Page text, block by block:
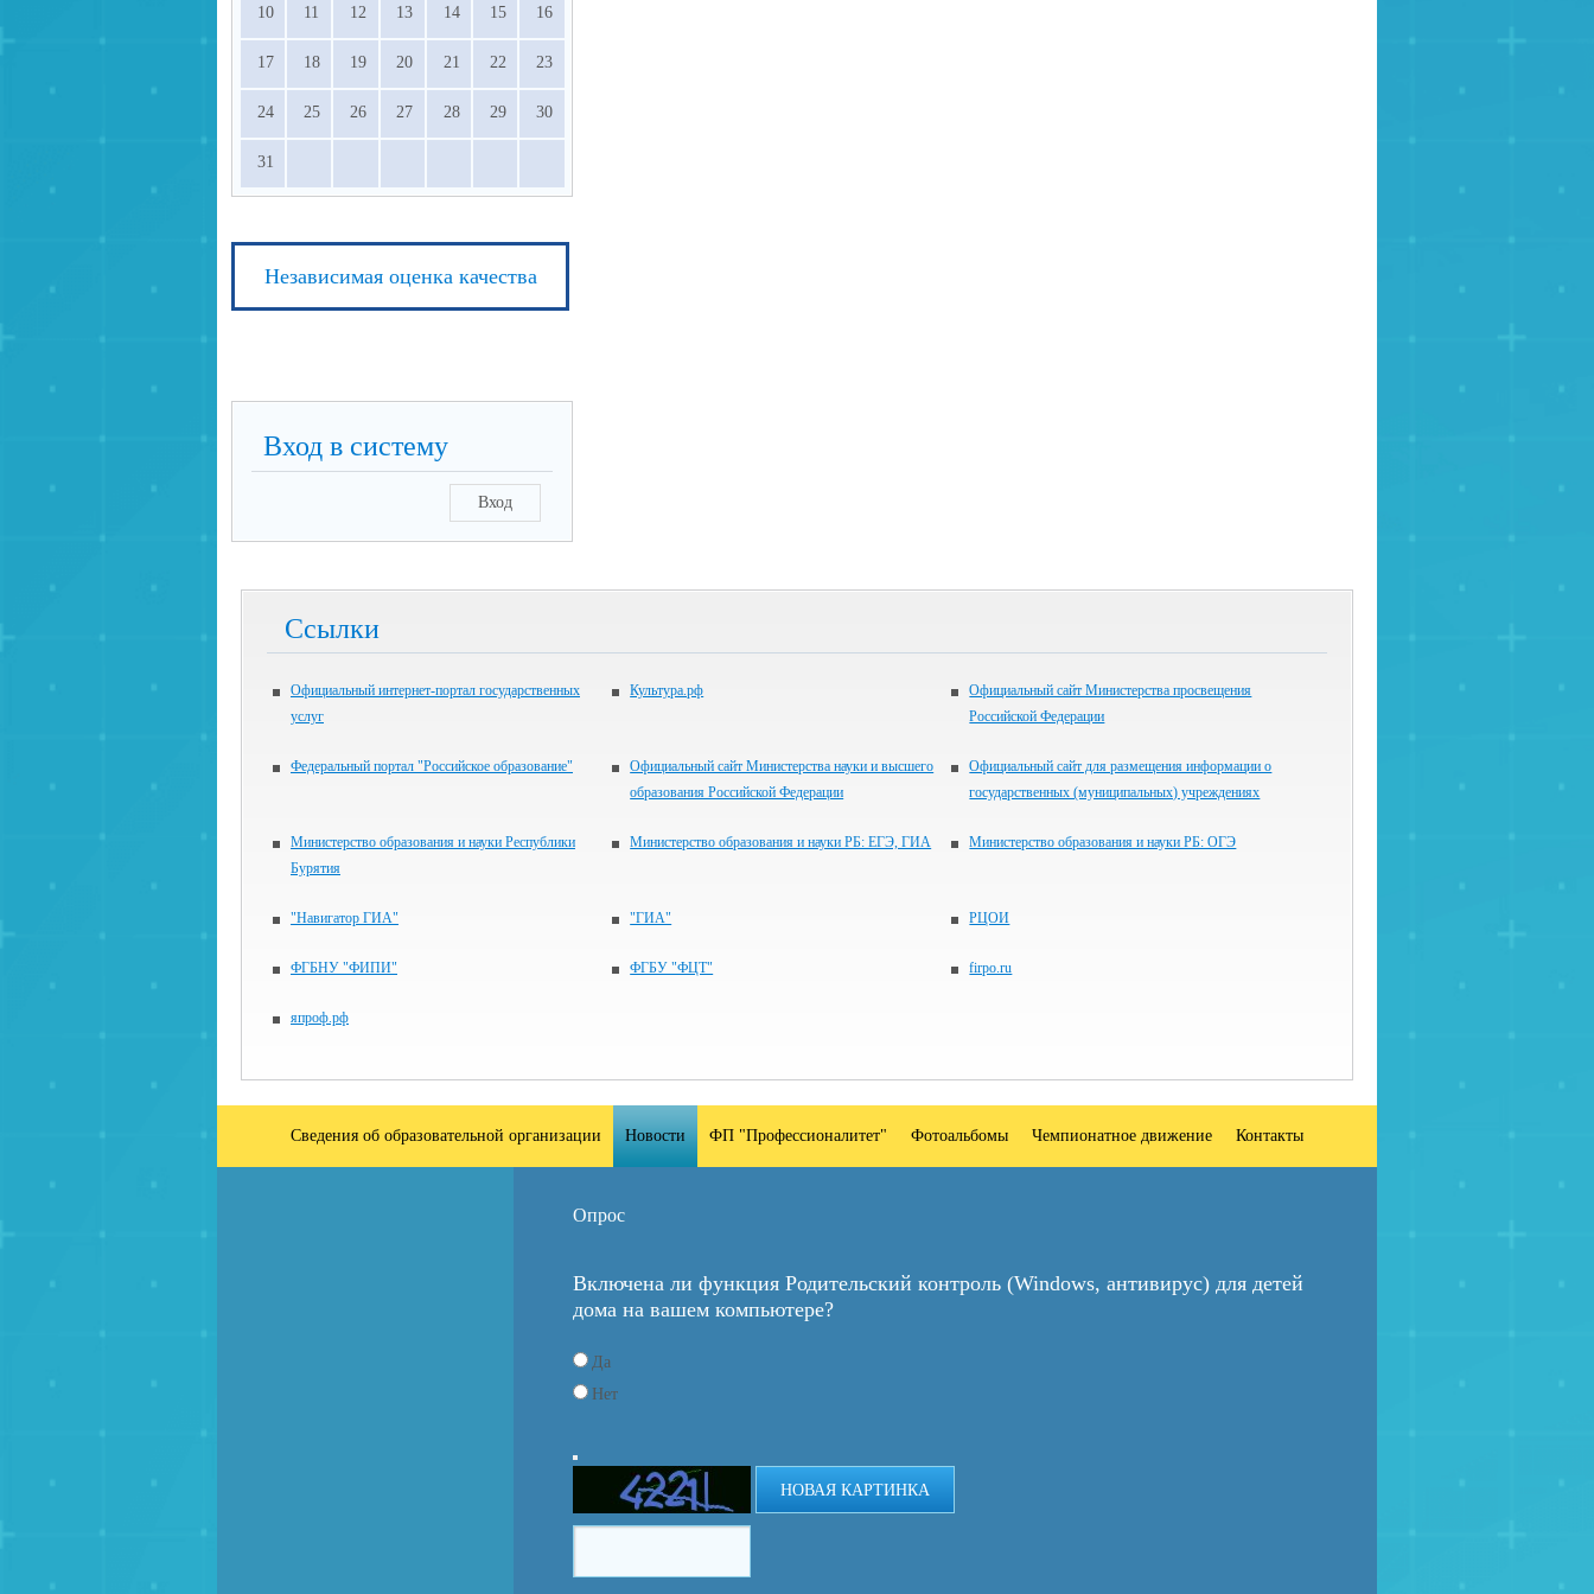
10 11 12 13 14 15 16
17 18 19 20 21 22 23
24 25 26 27 28 29 30
31
Независимая оценка качества
Вход в систему
Вход
Ссылки
Официальный интернет-портал государственных
услуг
Культура.рф
Официальный сайт Министерства просвещения
Российской Федерации
Федеральный портал "Российское образование"
Официальный сайт Министерства науки и высшего
образования Российской Федерации
Официальный сайт для размещения информации о
государственных (муниципальных) учреждениях
Министерство образования и науки Республики
Бурятия
Министерство образования и науки РБ: ЕГЭ, ГИА Министерство образования и науки РБ: ОГЭ
"Навигатор ГИА" "ГИА" РЦОИ
ФГБНУ "ФИПИ" ФГБУ "ФЦТ" firpo.ru
япроф.рф
Сведения об образовательной организации Новости ФП "Профессионалитет" Фотоальбомы Чемпионатное движение Контакты
Опрос
Включена ли функция Родительский контроль (Windows, антивирус) для детей
дома на вашем компьютере?
Да
Нет
НОВАЯ КАРТИНКА